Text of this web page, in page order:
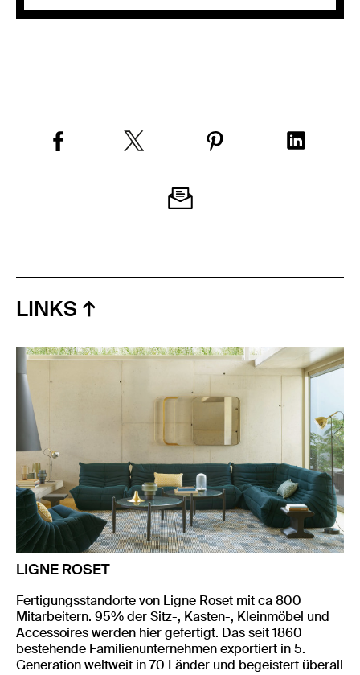
LINKS
LIGNE ROSET
Fertigungsstandorte von Ligne Roset mit ca 800
Mitarbeitern. 95% der Sitz-, Kasten-, Kleinmöbel und
Accessoires werden hier gefertigt. Das seit 1860
bestehende Familienunternehmen exportiert in 5.
Generation weltweit in 70 Länder und begeistert überall